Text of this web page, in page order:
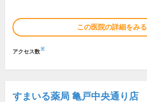
この医院の詳細をみる
アクセス数※
すまいる薬局 亀戸中央通り店